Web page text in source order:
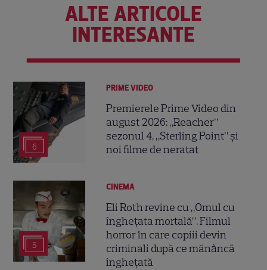
ALTE ARTICOLE
INTERESANTE
6
PRIME VIDEO
Premierele Prime Video din
august 2026: „Reacher”
sezonul 4, „Sterling Point” și
noi filme de neratat
5
CINEMA
Eli Roth revine cu „Omul cu
înghețata mortală”. Filmul
horror în care copiii devin
criminali după ce mănâncă
înghețată